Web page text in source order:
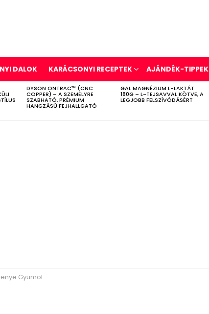
DALOK KARÁCSONYI RECEPTEK AJÁNDÉK-TIPPEK
DYSON ONTRAC™ (CNC
COPPER) – A SZEMÉLYRE
SZABHATÓ, PRÉMIUM
HANGZÁSÚ FEJHALLGATÓ
GAL MAGNÉZIUM L-LAKTÁT
180G – L-TEJSAVVAL KÖTVE, A
LEGJOBB FELSZÍVÓDÁSÉRT
100% természetesség